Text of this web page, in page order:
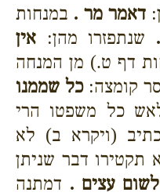
דאמר מר . במנחות
שנתפזרו מהן: אין
דף ט.) מן המנחה
קומצה:כל שממנו
כל משפטו הרי
(ויקרא ב) לא
תקטירו דבר שניתן
עצים . דמתנה